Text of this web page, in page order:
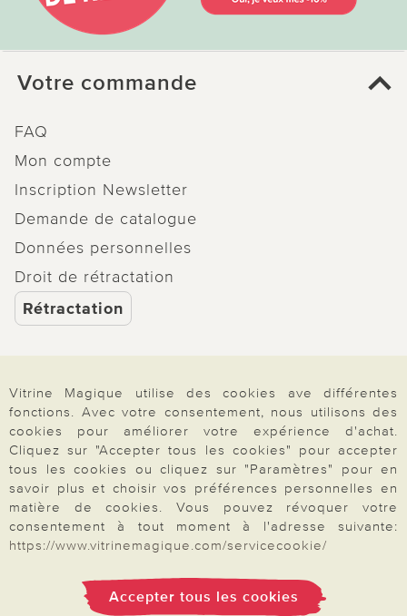
Votre commande
FAQ
Mon compte
Inscription Newsletter
Demande de catalogue
Données personnelles
Droit de rétractation
Rétractation
Paiement & Livraison
À propos de nous
Besoin d'aide?
Mentions légales |CGV|Données & liberté|Vie privée & cookies
Vitrine Magique utilise des cookies ave différentes
fonctions. Avec votre consentement, nous utilisons des
cookies pour améliorer votre expérience d'achat.
Cliquez sur "Accepter tous les cookies" pour accepter
tous les cookies ou cliquez sur "Paramètres" pour en
savoir plus et choisir vos préférences personnelles en
matière de cookies. Vous pouvez révoquer votre
consentement à tout moment à l'adresse suivante:
https://www.vitrinemagique.com/servicecookie/
Accepter tous les cookies